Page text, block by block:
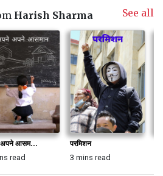
Harish Sharma See all
आसम...
read
परमिशन
3 mins read